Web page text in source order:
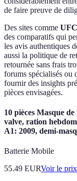
de faire preuve de
Des sites comme
des comparatifs qui
les avis authentiques
aussi la politique de
retournée sans frais
forums spécialisés ou
fournir des insights
pièces envisagées.
10 pièces Masque
valve, ration
A1: 2009, demi-
Batterie Mobile
55.49 EURVoir le prix